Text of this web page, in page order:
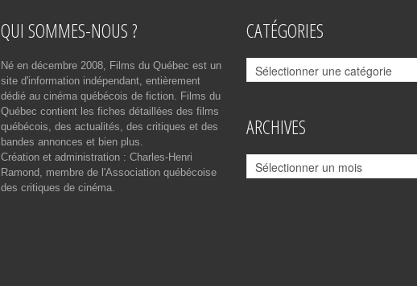
QUI SOMMES-NOUS ?
Né en décembre 2008, Films du Québec est un
site d'information indépendant, entièrement
dédié au cinéma québécois de fiction. Films du
Québec contient les fiches détaillées des films
québécois, des actualités, des critiques et des
bandes annonces et bien plus.
Création et administration : Charles-Henri
Ramond, membre de l'Association québécoise
des critiques de cinéma.
CATÉGORIES
Catégories
ARCHIVES
Archives